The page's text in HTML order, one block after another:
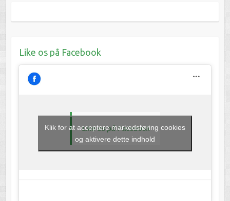
Like os på Facebook
Like os på Facebook
Klik for at acceptere markedsføring cookies
og aktivere dette indhold